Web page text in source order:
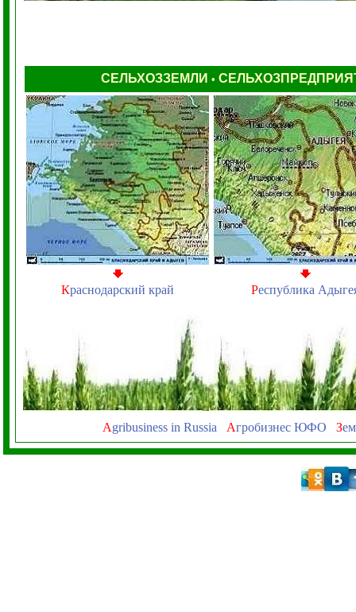
СЕЛЬХОЗЗЕМЛИ •
Краснодарский край Республика
Agribusiness in Russia Агробизнес ЮФО З